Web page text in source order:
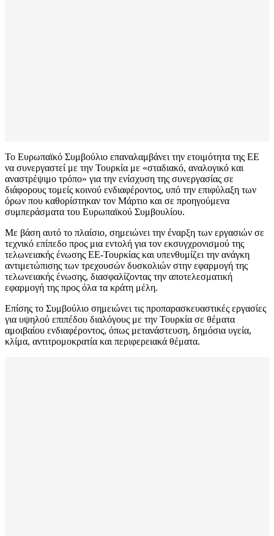
Το Ευρωπαϊκό Συμβούλιο επαναλαμβάνει την ετοιμότητα της ΕΕ
να συνεργαστεί με την Τουρκία με «σταδιακό, αναλογικό και
αναστρέψιμο τρόπο» για την ενίσχυση της συνεργασίας σε
διάφορους τομείς κοινού ενδιαφέροντος, υπό την επιφύλαξη των
όρων που καθορίστηκαν τον Μάρτιο και σε προηγούμενα
συμπεράσματα του Ευρωπαϊκού Συμβουλίου.
Με βάση αυτό το πλαίσιο, σημειώνει την έναρξη των εργασιών σε
τεχνικό επίπεδο προς μια εντολή για τον εκσυγχρονισμού της
τελωνειακής ένωσης ΕΕ-Τουρκίας και υπενθυμίζει την ανάγκη
αντιμετώπισης των τρεχουσών δυσκολιών στην εφαρμογή της
τελωνειακής ένωσης, διασφαλίζοντας την αποτελεσματική
εφαρμογή της προς όλα τα κράτη μέλη.
Επίσης το Συμβούλιο σημειώνει τις προπαρασκευαστικές εργασίες
για υψηλού επιπέδου διαλόγους με την Τουρκία σε θέματα
αμοιβαίου ενδιαφέροντος, όπως μετανάστευση, δημόσια υγεία,
κλίμα, αντιτρομοκρατία και περιφερειακά θέματα.